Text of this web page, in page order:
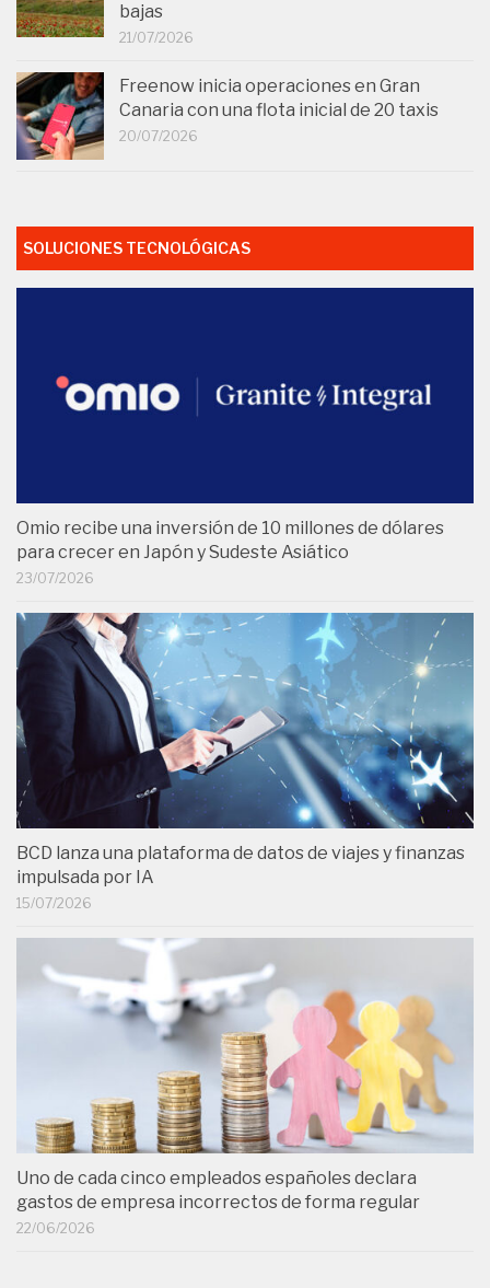
bajas
21/07/2026
Freenow inicia operaciones en Gran
Canaria con una flota inicial de 20 taxis
20/07/2026
SOLUCIONES TECNOLÓGICAS
Omio recibe una inversión de 10 millones de dólares
para crecer en Japón y Sudeste Asiático
23/07/2026
BCD lanza una plataforma de datos de viajes y finanzas
impulsada por IA
15/07/2026
Uno de cada cinco empleados españoles declara
gastos de empresa incorrectos de forma regular
22/06/2026